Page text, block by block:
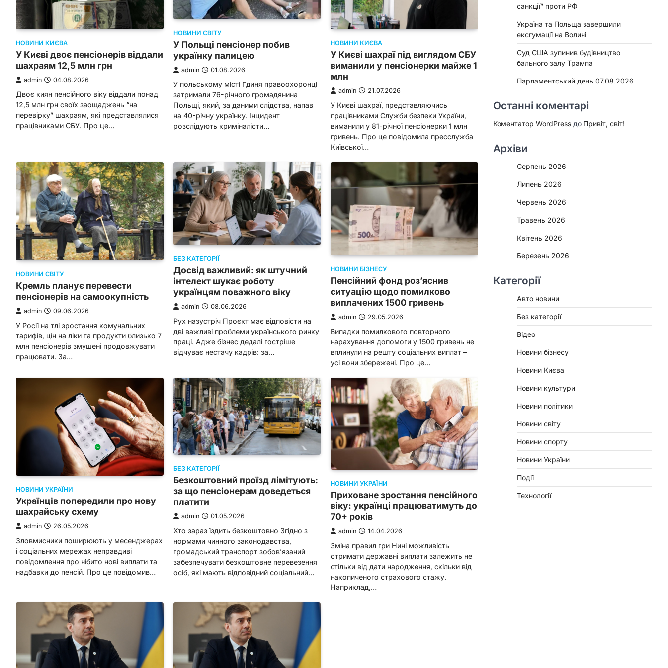
НОВИНИ КИЄВА
У Києві двоє пенсіонерів віддали
шахраям 12,5 млн грн
admin 04.08.2026
Двоє киян пенсійного віку віддали понад
12,5 млн грн своїх заощаджень “на
перевірку” шахраям, які представлялися
працівниками СБУ. Про це…
НОВИНИ СВІТУ
У Польщі пенсіонер побив
українку палицею
admin 01.08.2026
У польському місті Гдиня правоохоронці
затримали 76-річного громадянина
Польщі, який, за даними слідства, напав
на 40-річну українку. Інцидент
розслідують криміналісти…
НОВИНИ КИЄВА
У Києві шахраї під виглядом СБУ
виманили у пенсіонерки майже 1
млн
admin 21.07.2026
У Києві шахраї, представляючись
працівниками Служби безпеки України,
виманили у 81-річної пенсіонерки 1 млн
гривень. Про це повідомила пресслужба
Київської…
НОВИНИ СВІТУ
Кремль планує перевести
пенсіонерів на самоокупність
admin 09.06.2026
У Росії на тлі зростання комунальних
тарифів, цін на ліки та продукти близько 7
млн пенсіонерів змушені продовжувати
працювати. За…
БЕЗ КАТЕГОРІЇ
Досвід важливий: як штучний
інтелект шукає роботу
українцям поважного віку
admin 08.06.2026
Рух назустріч Проєкт має відповісти на
дві важливі проблеми українського ринку
праці. Адже бізнес дедалі гостріше
відчуває нестачу кадрів: за…
НОВИНИ БІЗНЕСУ
Пенсійний фонд роз’яснив
ситуацію щодо помилково
виплачених 1500 гривень
admin 29.05.2026
Випадки помилкового повторного
нарахування допомоги у 1500 гривень не
вплинули на решту соціальних виплат –
усі вони збережені. Про це…
НОВИНИ УКРАЇНИ
Українців попередили про нову
шахрайську схему
admin 26.05.2026
Зловмисники поширюють у месенджерах
і соціальних мережах неправдиві
повідомлення про нібито нові виплати та
надбавки до пенсій. Про це повідомив…
БЕЗ КАТЕГОРІЇ
Безкоштовний проїзд лімітують:
за що пенсіонерам доведеться
платити
admin 01.05.2026
Хто зараз їздить безкоштовно Згідно з
нормами чинного законодавства,
громадський транспорт зобов’язаний
забезпечувати безкоштовне перевезення
осіб, які мають відповідний соціальний…
НОВИНИ УКРАЇНИ
Приховане зростання пенсійного
віку: українці працюватимуть до
70+ років
admin 14.04.2026
Зміна правил гри Нині можливість
отримати державні виплати залежить не
стільки від дати народження, скільки від
накопиченого страхового стажу.
Наприклад,…
санкції” проти РФ
Україна та Польща завершили
ексгумації на Волині
Суд США зупинив будівництво
бального залу Трампа
Парламентський день 07.08.2026
Останні коментарі
Коментатор WordPress до Привіт, світ!
Архіви
Серпень 2026
Липень 2026
Червень 2026
Травень 2026
Квітень 2026
Березень 2026
Категорії
Авто новини
Без категорії
Відео
Новини бізнесу
Новини Києва
Новини культури
Новини політики
Новини світу
Новини спорту
Новини України
Події
Технології